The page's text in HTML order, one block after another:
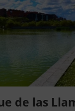
de las